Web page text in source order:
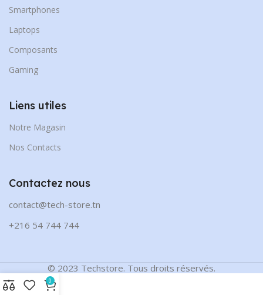
Smartphones
Laptops
Composants
Gaming
Liens utiles
Notre Magasin
Nos Contacts
Contactez nous
contact@tech-store.tn
+216 54 744 744
© 2023 Techstore. Tous droits réservés.
0